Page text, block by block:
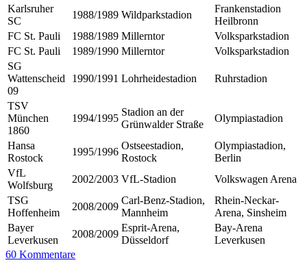
Karlsruher
SC
1988/1989 Wildparkstadion
Frankenstadion
Heilbronn
FC St. Pauli
1988/1989 Millerntor
Volksparkstadion
FC St. Pauli
1989/1990 Millerntor
Volksparkstadion
SG
Wattenscheid
09
1990/1991 Lohrheidestadion Ruhrstadion
TSV
München
1860
1994/1995
Stadion an der
Grünwalder Straße
Olympiastadion
Hansa
Rostock
1995/1996
Ostseestadion,
Rostock
Olympiastadion,
Berlin
VfL
Wolfsburg
2002/2003 VfL-Stadion
Volkswagen Arena
TSG
Hoffenheim
2008/2009
Carl-Benz-Stadion,
Mannheim
Rhein-Neckar-
Arena, Sinsheim
Bayer
Leverkusen
2008/2009
Esprit-Arena,
Düsseldorf
Bay-Arena
Leverkusen
60 Kommentare